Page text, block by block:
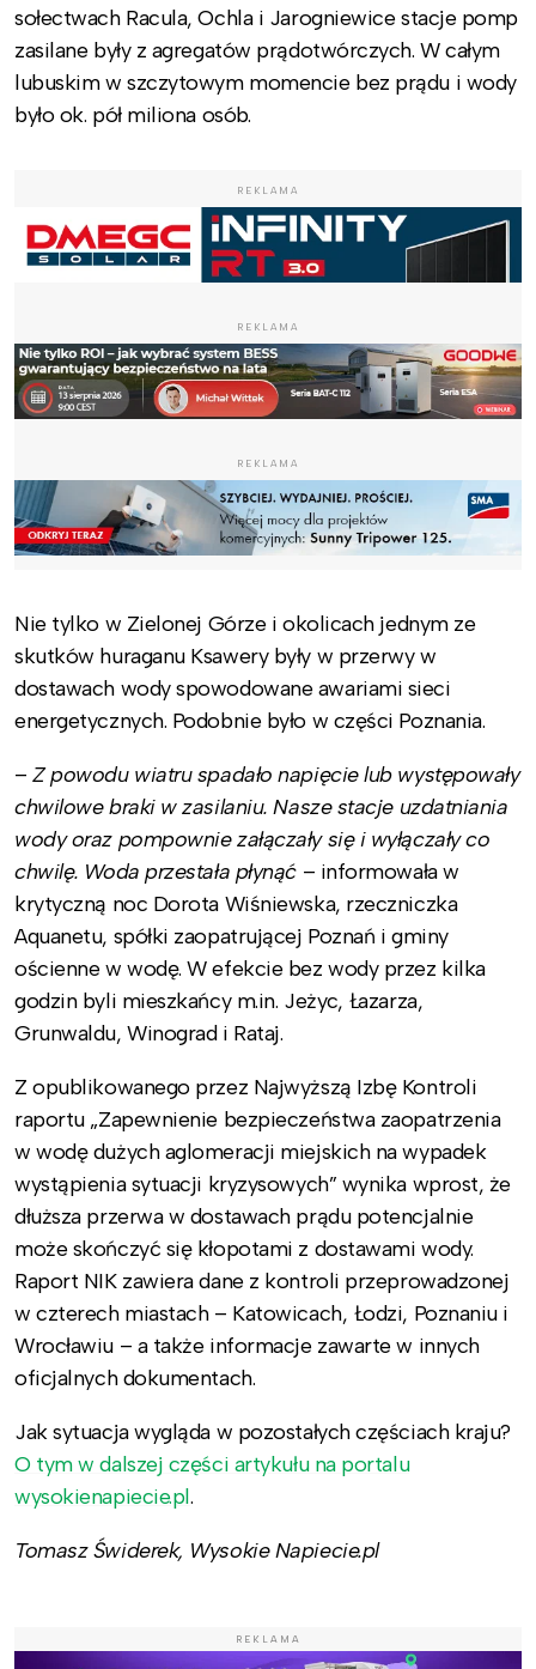
sołectwach Racula, Ochla i Jarogniewice stacje pomp
zasilane były z agregatów prądotwórczych. W całym
lubuskim w szczytowym momencie bez prądu i wody
było ok. pół miliona osób.
REKLAMA
REKLAMA
REKLAMA
Nie tylko w Zielonej Górze i okolicach jednym ze
skutków huraganu Ksawery były w przerwy w
dostawach wody spowodowane awariami sieci
energetycznych. Podobnie było w części Poznania.
–Z powodu wiatru spadało napięcie lub występowały
chwilowe braki w zasilaniu. Nasze stacje uzdatniania
wody oraz pompownie załączały się i wyłączały co
chwilę. Woda przestała płynąć– informowała w
krytyczną noc Dorota Wiśniewska, rzeczniczka
Aquanetu, spółki zaopatrującej Poznań i gminy
ościenne w wodę. W efekcie bez wody przez kilka
godzin byli mieszkańcy m.in. Jeżyc, Łazarza,
Grunwaldu, Winograd i Rataj.
Z opublikowanego przez Najwyższą Izbę Kontroli
raportu „Zapewnienie bezpieczeństwa zaopatrzenia
w wodę dużych aglomeracji miejskich na wypadek
wystąpienia sytuacji kryzysowych” wynika wprost, że
dłuższa przerwa w dostawach prądu potencjalnie
może skończyć się kłopotami z dostawami wody.
Raport NIK zawiera dane z kontroli przeprowadzonej
w czterech miastach – Katowicach, Łodzi, Poznaniu i
Wrocławiu – a także informacje zawarte w innych
oficjalnych dokumentach.
Jak sytuacja wygląda w pozostałych częściach kraju?
O tym w dalszej części artykułu na portalu
wysokienapiecie.pl.
Tomasz Świderek, Wysokie Napiecie.pl
REKLAMA